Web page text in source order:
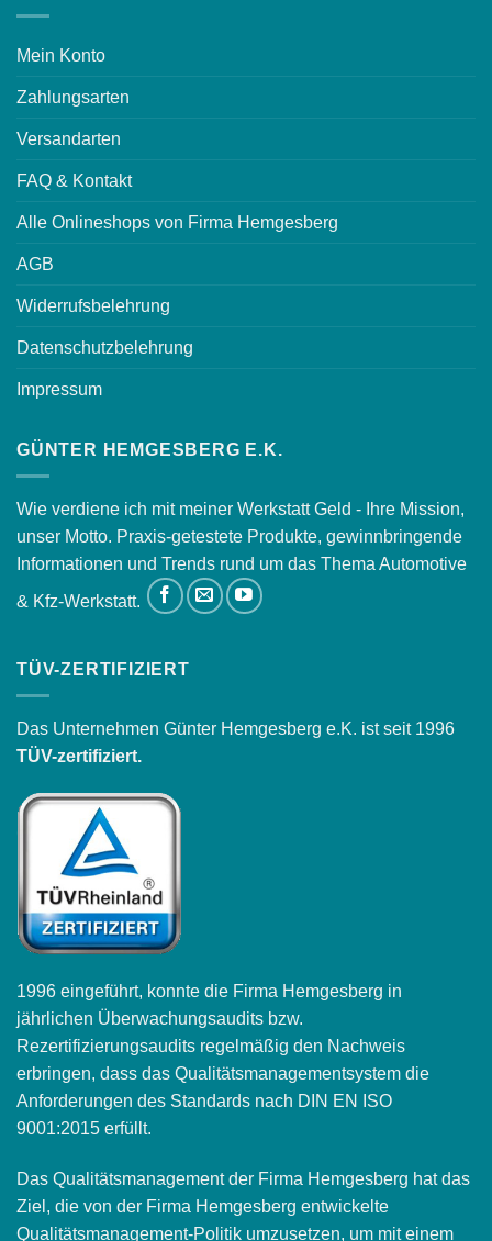
Mein Konto
Zahlungsarten
Versandarten
FAQ & Kontakt
Alle Onlineshops von Firma Hemgesberg
AGB
Widerrufsbelehrung
Datenschutzbelehrung
Impressum
GÜNTER HEMGESBERG E.K.
Wie verdiene ich mit meiner Werkstatt Geld - Ihre Mission,
unser Motto. Praxis-getestete Produkte, gewinnbringende
Informationen und Trends rund um das Thema Automotive
& Kfz-Werkstatt.
TÜV-ZERTIFIZIERT
Das Unternehmen Günter Hemgesberg e.K. ist seit 1996
TÜV-zertifiziert.
1996 eingeführt, konnte die Firma Hemgesberg in
jährlichen Überwachungsaudits bzw.
Rezertifizierungsaudits regelmäßig den Nachweis
erbringen, dass das Qualitätsmanagementsystem die
Anforderungen des Standards nach DIN EN ISO
9001:2015 erfüllt.
Das Qualitätsmanagement der Firma Hemgesberg hat das
Ziel, die von der Firma Hemgesberg entwickelte
Qualitätsmanagement-Politik umzusetzen, um mit einem